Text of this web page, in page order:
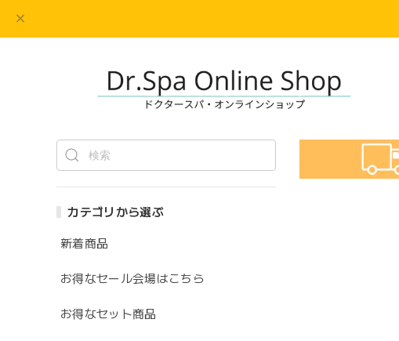
カテゴリから選ぶ
新着商品
お得なセール会場はこちら
お得なセット商品